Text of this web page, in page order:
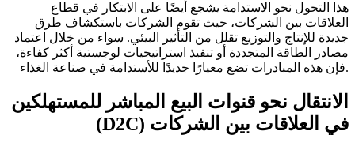
هذا التحول نحو الاستدامة يشجع أيضًا على الابتكار في قطاع
العلاقات بين الشركات، حيث تقوم الشركات باستكشاف طرق
جديدة للإنتاج والتوزيع تقلل من التأثير البيئي. سواء من خلال اعتماد
مصادر الطاقة المتجددة أو تنفيذ استراتيجيات لوجستية أكثر كفاءة،
فإن هذه المبادرات تضع معيارًا جديدًا للأستدامة في صناعة الغذاء.
الانتقال نحو قنوات البيع المباشر للمستهلكين
(D2C) في العلاقات بين الشركات